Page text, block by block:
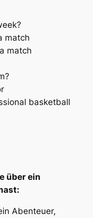
match
match
basketball
über ein
Abenteuer,